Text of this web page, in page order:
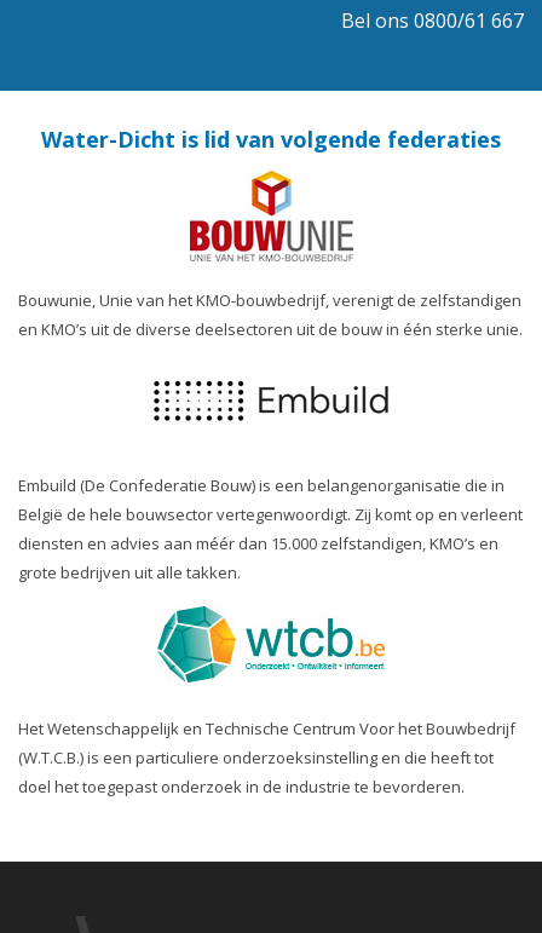
Bel ons 0800/61 667
Water-Dicht is lid van volgende federaties
Bouwunie, Unie van het KMO-bouwbedrijf, verenigt de zelfstandigen
en KMO’s uit de diverse deelsectoren uit de bouw in één sterke unie.
Embuild (De Confederatie Bouw) is een belangenorganisatie die in
België de hele bouwsector vertegenwoordigt. Zij komt op en verleent
diensten en advies aan méér dan 15.000 zelfstandigen, KMO’s en
grote bedrijven uit alle takken.
Het Wetenschappelijk en Technische Centrum Voor het Bouwbedrijf
(W.T.C.B.) is een particuliere onderzoeksinstelling en die heeft tot
doel het toegepast onderzoek in de industrie te bevorderen.